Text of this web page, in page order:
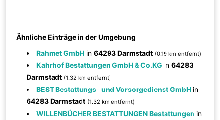
Ähnliche Einträge in der Umgebung
Rahmet GmbH in64293 Darmstadt (0.19 km entfernt)
Kahrhof Bestattungen GmbH & Co.KG in64283
Darmstadt (1.32 km entfernt)
BEST Bestattungs- und Vorsorgedienst GmbH in
64283 Darmstadt (1.32 km entfernt)
WILLENBÜCHER BESTATTUNGEN Bestattungen in